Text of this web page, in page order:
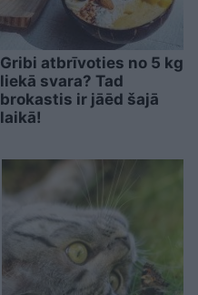
Gribi atbrīvoties no 5 kg
liekā svara? Tad
brokastis ir jāēd šajā
laikā!